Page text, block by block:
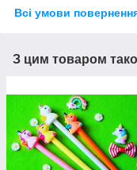
Всі умови
З цим товаром